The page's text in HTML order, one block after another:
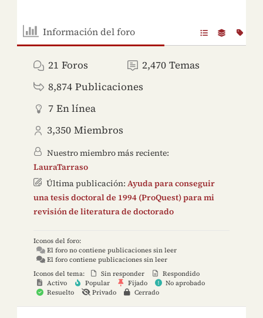
Información del foro
21 Foros 2,470 Temas
8,874 Publicaciones
7 En línea
3,350 Miembros
Nuestro miembro más reciente:
LauraTarraso
Última publicación: Ayuda para conseguir
una tesis doctoral de 1994 (ProQuest) para mi
revisión de literatura de doctorado
Iconos del foro:
El foro no contiene publicaciones sin leer
El foro contiene publicaciones sin leer
Iconos del tema:
Sin responder
Respondido
Activo
Popular Fijado
No aprobado
Resuelto
Privado Cerrado